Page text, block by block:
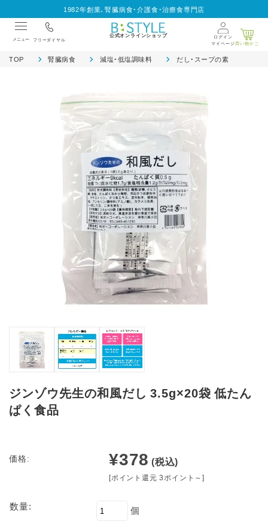
1982年創業、腎臓病食・介護食・治療食専門店
メニュー フリーダイヤル
公式オンラインショップ
ログイン
マイページ買い物かご
TOP 腎臓病食 減塩・低塩調味料 だし・スープの素
ジンゾウ先生の和風だし 3.5g×20袋 低たん
ぱく食品
価格: ¥378 (税込)
[ポイント還元 3ポイント～]
数量: 個